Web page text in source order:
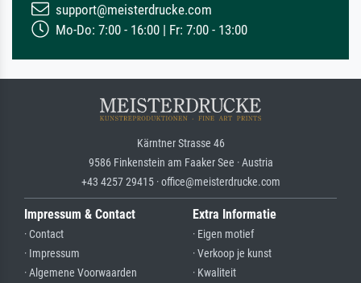
support@meisterdrucke.com
Mo-Do: 7:00 - 16:00 | Fr: 7:00 - 13:00
Kärntner Strasse 46
9586 Finkenstein am Faaker See · Austria
+43 4257 29415 · office@meisterdrucke.com
Impressum & Contact
· Contact
· Impressum
· Algemene Voorwaarden
Extra Informatie
· Eigen motief
· Verkoop je kunst
· Kwaliteit